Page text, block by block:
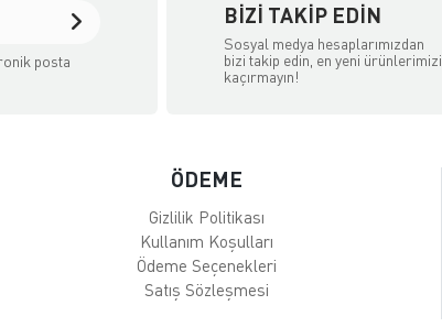
posta
BIZI TAKIP EDIN
Sosyal medya hesaplarımızdan
bizi takip edin, en yeni ürünlerimizi
kaçırmayın!
ÖDEME
Gizlilik Politikası
Kullanım Koşulları
Ödeme Seçenekleri
Satış Sözleşmesi